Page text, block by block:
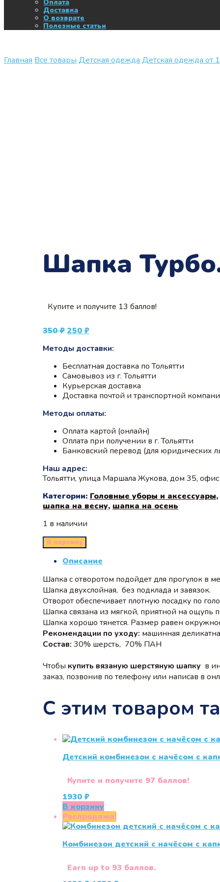
Оплата
Доставка
О возврате
Полезные статьи
Главная Все товары Детская одежда Детская одежда от
Шапка
Купите и получите 13 баллов!
350₽ Первоначальная
составляла
250 ₽Текущая
250 ₽.
Методы доставки:
Бесплатная доставка по Тольятти
Самовывоз из г. Тольятти
Курьерская доставка
Доставка почтой и транспортной
Методы оплаты:
Оплата картой (онлайн)
Оплата при получении в г. Тольятти
Банковский перевод (для юридических
Наш адрес:
Тольятти, улица Маршала Жукова, дом 35,
Категории: Головные уборы и аксессуары,
шапка на весну, шапка на осень
1 в наличии
В корзину
Описание
Шапка с отворотом подойдет для прогулок в
Шапка двухслойная, без подклада и завязок.
Отворот обеспечивает плотную посадку по
Шапка связана из мягкой, приятной на ощупь
Шапка хорошо тянется. Размер равен
Рекомендации по уходу: машинная
Состав: 30% шерсть, 70% ПАН
Чтобы купить вязаную шерстяную шапку в
заказ, позвонив по телефону или написав в
С этим товаром
Детский комбинезон с начёсом с
Купите и получите 97 баллов!
1930 ₽
В корзину
Распродажа!
Комбинезон детский с начёсом с
Earn up to 93 баллов.